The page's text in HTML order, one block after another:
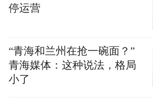
停运营
“青海和兰州在抢一碗面？”
青海媒体：这种说法，格局
小了